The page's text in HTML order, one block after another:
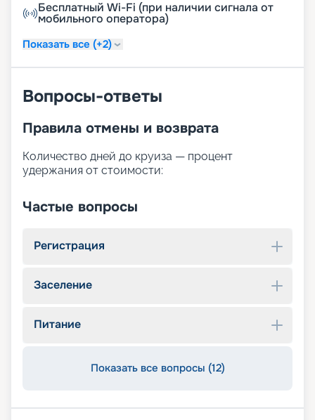
Бесплатный Wi-Fi (при наличии сигнала от
мобильного оператора)
Показать все (+2)
Вопросы-ответы
Правила отмены и возврата
Количество дней до круиза — процент
удержания от стоимости:
Частые вопросы
Регистрация
Заселение
Питание
Показать все вопросы (12)